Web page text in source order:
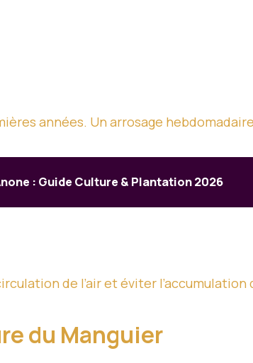
années. Un arrosage
: Guide Culture & Plantation 2026
de l’air et éviter l’accumulation
du Manguier